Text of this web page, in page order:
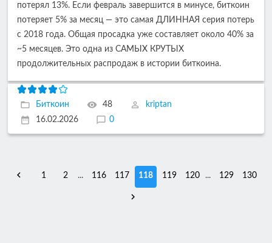
потерял 13%. Если февраль завершится в минусе, биткоин
потеряет 5% за месяц — это самая ДЛИННАЯ серия потерь
с 2018 года. Общая просадка уже составляет около 40% за
~5 месяцев. Это одна из САМЫХ КРУТЫХ
продолжительных распродаж в истории биткоина.
Биткоин 48
kriptan
16.02.2026
0
1 2 ... 116 117 118 119 120 ... 129 130